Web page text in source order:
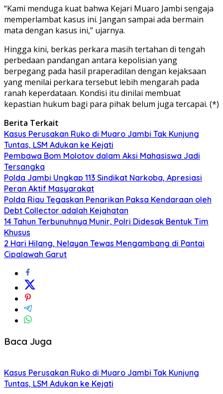
“Kami menduga kuat bahwa Kejari Muaro Jambi sengaja
memperlambat kasus ini. Jangan sampai ada bermain
mata dengan kasus ini,” ujarnya.
Hingga kini, berkas perkara masih tertahan di tengah
perbedaan pandangan antara kepolisian yang
berpegang pada hasil praperadilan dengan kejaksaan
yang menilai perkara tersebut lebih mengarah pada
ranah keperdataan. Kondisi itu dinilai membuat
kepastian hukum bagi para pihak belum juga tercapai. (*)
Berita Terkait
Kasus Perusakan Ruko di Muaro Jambi Tak Kunjung
Tuntas, LSM Adukan ke Kejati
Pembawa Bom Molotov dalam Aksi Mahasiswa Jadi
Tersangka
Polda Jambi Ungkap 113 Sindikat Narkoba, Apresiasi
Peran Aktif Masyarakat
Polda Riau Tegaskan Penarikan Paksa Kendaraan oleh
Debt Collector adalah Kejahatan
14 Tahun Terbunuhnya Munir, Polri Didesak Bentuk Tim
Khusus
2 Hari Hilang, Nelayan Tewas Mengambang di Pantai
Cipalawah Garut
Baca Juga
Kasus Perusakan Ruko di Muaro Jambi Tak Kunjung
Tuntas, LSM Adukan ke Kejati